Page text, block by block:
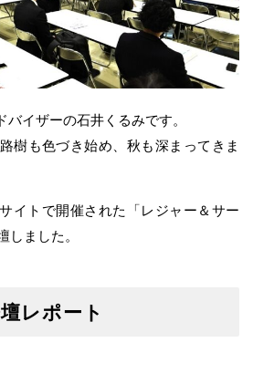
イザーの石井くるみです。
樹も色づき始め、秋も深まってきま
イトで開催された「レジャー＆サー
しました。
レポート